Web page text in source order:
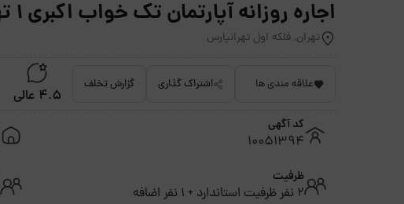
اجاره روزانه آپارتمان تک خواب اکبری 1 تهرانپارس - تهران
تهران, فلکه اول تهرانپارس
علاقه مندی ها اشتراک گذاری گزارش تخلف
4.5 عالی
کد آگهی
10051394
ظرفیت
2 نفر ظرفیت استاندارد + 1 نفر اضافه